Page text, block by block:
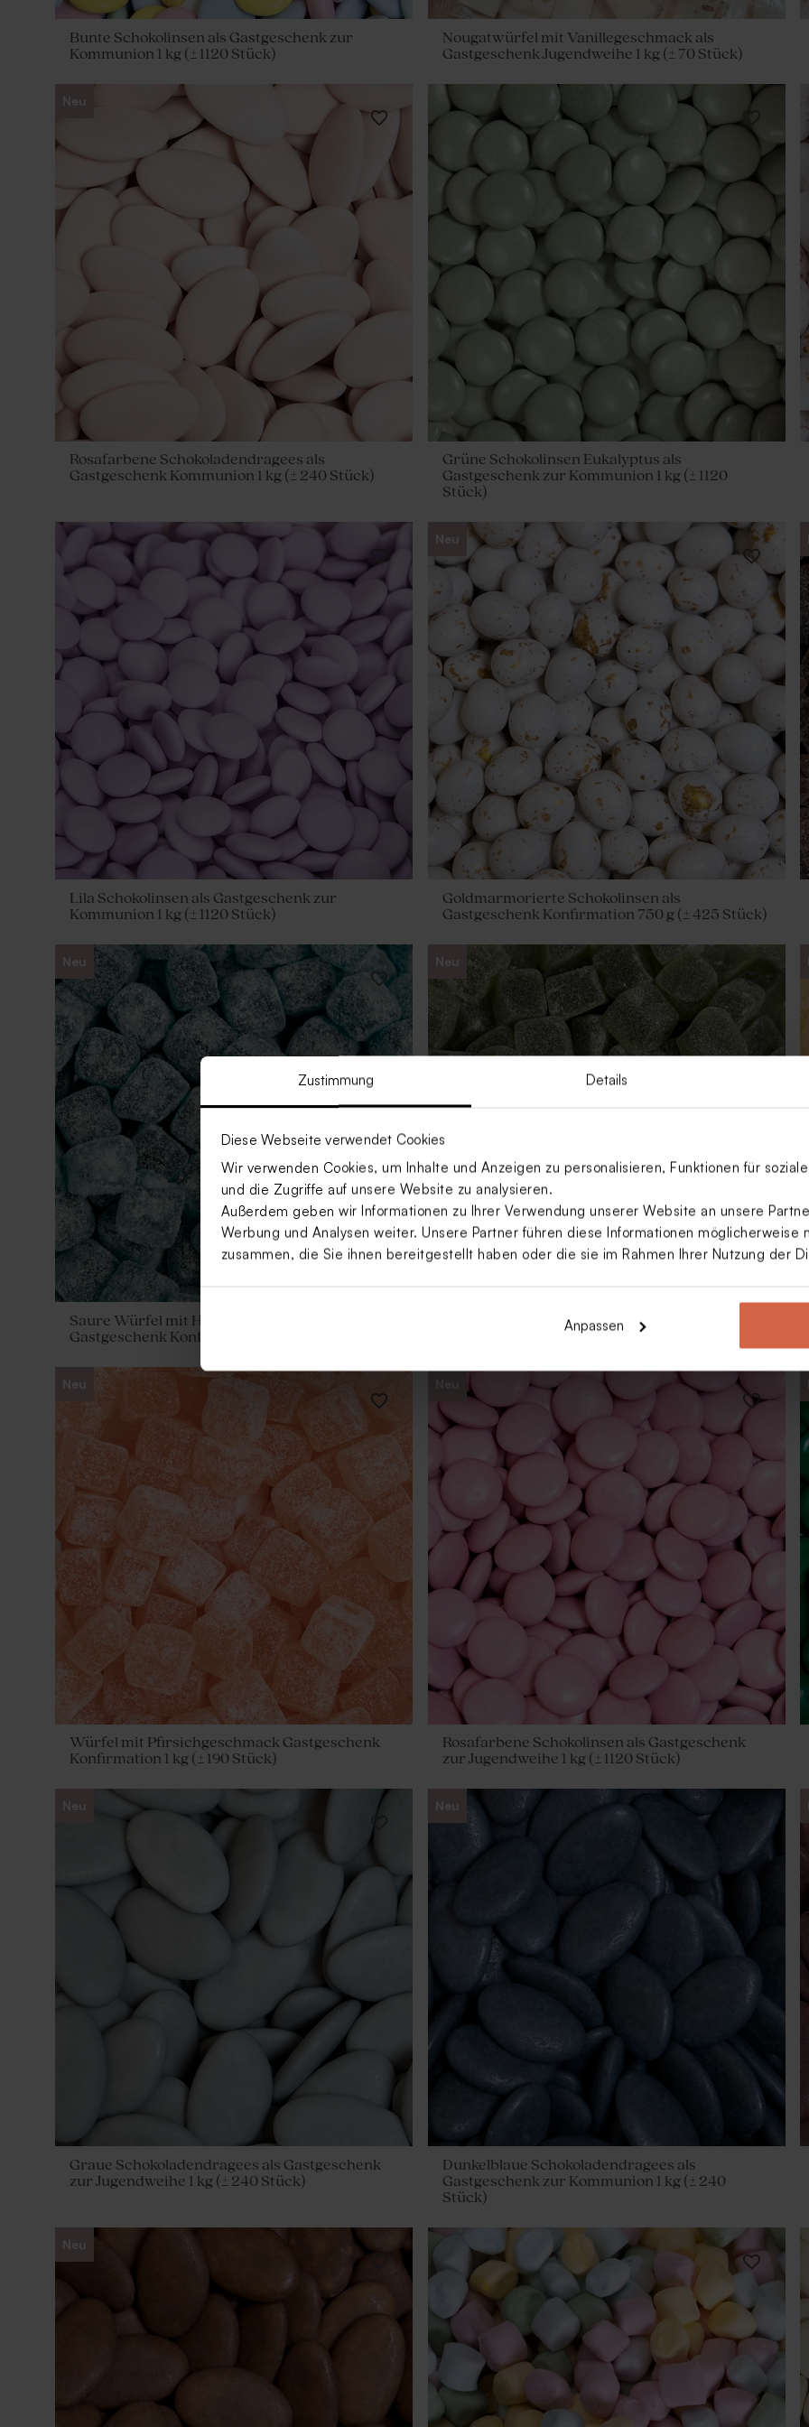
Zustimmung Details
Diese Webseite verwendet Cookies
Wir verwenden Cookies, um Inhalte und Anzeigen zu personalisieren, Funktionen für
und die Zugriffe auf unsere Website zu analysieren.
Außerdem geben wir Informationen zu Ihrer Verwendung unserer Website an unsere
Werbung und Analysen weiter. Unsere Partner führen diese Informationen möglicherweise
zusammen, die Sie ihnen bereitgestellt haben oder die sie im Rahmen Ihrer Nutzung der
Anpassen
Bunte Schokolinsen als Gastgeschenk zur
Kommunion 1 kg (± 1120 Stück)
Nougatwürfel mit Vanillegeschmack als
Gastgeschenk Jugendweihe 1 kg (± 70 Stück)
Neu
Rosafarbene Schokoladendragees als
Gastgeschenk Kommunion 1 kg (± 240 Stück)
Grüne Schokolinsen Eukalyptus als
Gastgeschenk zur Kommunion 1 kg (± 1120
Stück)
Lila Schokolinsen als Gastgeschenk zur
Kommunion 1 kg (± 1120 Stück)
Neu
Goldmarmorierte Schokolinsen als
Gastgeschenk Konfirmation 750 g (± 425 Stück)
Neu
Saure Würfel mit Himbeergeschmack
Gastgeschenk Konfirmation 1 kg (± 190 Stück)
Neu
Saure Würfel mit Apfelgeschmack
Gastgeschenk Kommunion 1 kg (± 190 Stück)
Neu
Würfel mit Pfirsichgeschmack Gastgeschenk
Konfirmation 1 kg (± 190 Stück)
Rosafarbene Schokolinsen als Gastgeschenk
zur Jugendweihe 1 kg (± 1120 Stück)
Neu
Graue Schokoladendragees als Gastgeschenk
zur Jugendweihe 1 kg (± 240 Stück)
Neu
Dunkelblaue Schokoladendragees als
Gastgeschenk zur Kommunion 1 kg (± 240
Stück)
Neu